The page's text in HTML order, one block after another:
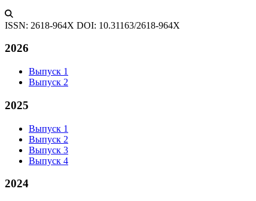
ISSN: 2618-964X DOI: 10.31163/2618-964X
2026
Выпуск 1
Выпуск 2
2025
Выпуск 1
Выпуск 2
Выпуск 3
Выпуск 4
2024